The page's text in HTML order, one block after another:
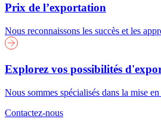
Prix de l’exportation
Nous reconnaissons les succès et les
Explorez vos possibilités
Nous sommes spécialisés dans la mise
Contactez-nous